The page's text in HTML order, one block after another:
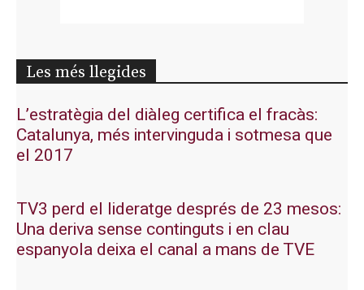
Les més llegides
L’estratègia del diàleg certifica el fracàs:
Catalunya, més intervinguda i sotmesa que
el 2017
TV3 perd el lideratge després de 23 mesos:
Una deriva sense continguts i en clau
espanyola deixa el canal a mans de TVE